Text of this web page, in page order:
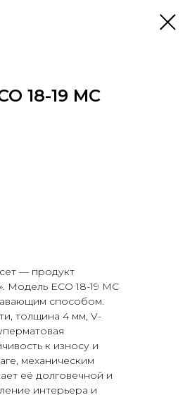
18-19 MC
— продукт
Модель ECO 18-19 MC
способом.
толщина 4 мм, V-
к износу и
механическим
её долговечной и
интерьера и